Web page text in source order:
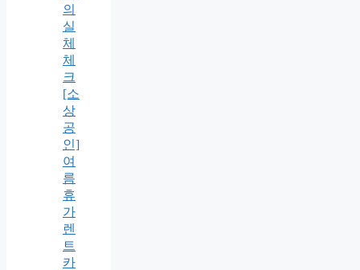
의
실
체
체
크
[소
상
공
인]
여
름
휴
가
렌
트
카